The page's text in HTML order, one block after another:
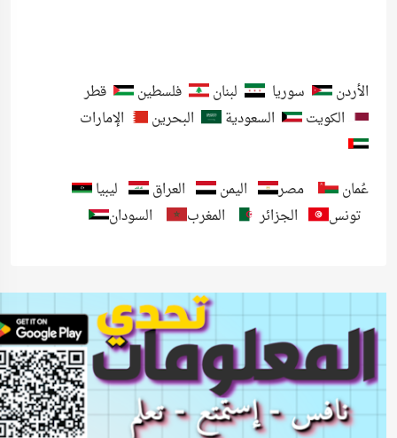
الأردن سوريا لبنان فلسطين
قطر
الكويت
السعودية البحرين الإمارات
عُمان مصر اليمن العراق
ليبيا
تونس
الجزائر المغرب السودان